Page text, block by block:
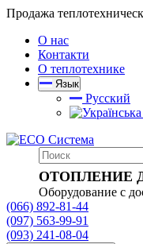
Продажа
О нас
Контакти
О теплотехнике
Язык
Русский
ОТОПЛЕНИЕ
Оборудование с
(066) 892-81-44
(097) 563-99-91
(093) 241-08-04